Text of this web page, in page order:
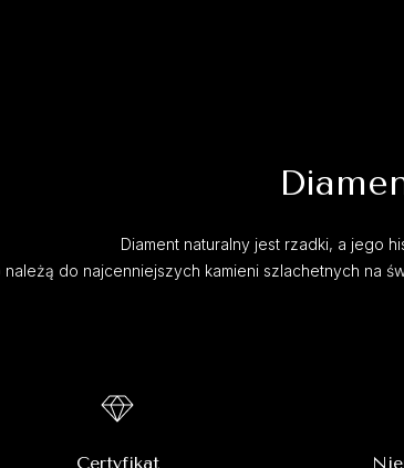
Diament naturalny jest rzadki, a jego
należą do najcenniejszych kamieni szlachetnych na
Certyfikat